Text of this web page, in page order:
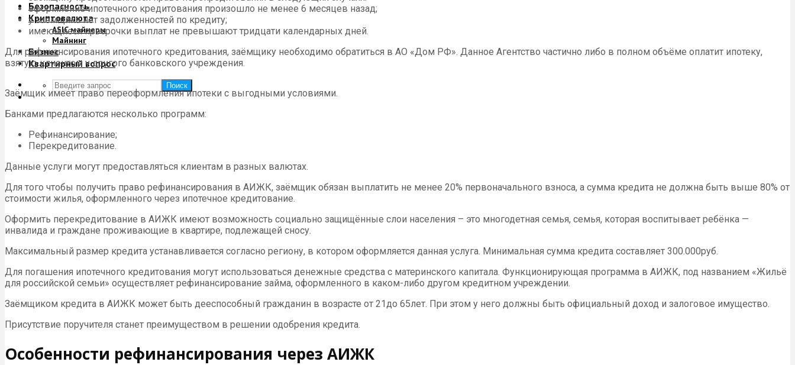
Безопасность
Криптовалюта
ASIC майнеры
Майнинг
Бизнес
Квартирный вопрос
Поиск
оформление ипотечного кредитования произошло не менее 6 месяцев назад;
у заёмщика нет задолженностей по кредиту;
имеющиеся просрочки выплат не превышают тридцати календарных дней.
Для рефинансирования ипотечного кредитования, заёмщику необходимо обратиться в АО «Дом РФ». Данное Агентство частично либо в полном объёме оплатит ипотеку,
взятую клиентом у другого банковского учреждения.
Заёмщик имеет право переоформления ипотеки с выгодными условиями.
Банками предлагаются несколько программ:
Рефинансирование;
Перекредитование.
Данные услуги могут предоставляться клиентам в разных валютах.
Для того чтобы получить право рефинансирования в АИЖК, заёмщик обязан выплатить не менее 20% первоначального взноса, а сумма кредита не должна быть выше 80% от
стоимости жилья, оформленного через ипотечное кредитование.
Оформить перекредитование в АИЖК имеют возможность социально защищённые слои населения – это многодетная семья, семья, которая воспитывает ребёнка —
инвалида и граждане проживающие в квартире, подлежащей сносу.
Максимальный размер кредита устанавливается согласно региону, в котором оформляется данная услуга. Минимальная сумма кредита составляет 300.000руб.
Для погашения ипотечного кредитования могут использоваться денежные средства с материнского капитала. Функционирующая программа в АИЖК, под названием «Жильё
для российской семьи» осуществляет рефинансирование займа, оформленного в каком-либо другом кредитном учреждении.
Заёмщиком кредита в АИЖК может быть дееспособный гражданин в возрасте от 21до 65лет. При этом у него должны быть официальный доход и залоговое имущество.
Присутствие поручителя станет преимуществом в решении одобрения кредита.
Особенности рефинансирования через АИЖК